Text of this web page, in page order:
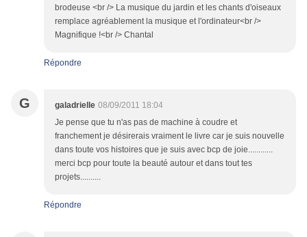
brodeuse <br /> La musique du jardin et les chants d'oiseaux
remplace agréablement la musique et l'ordinateur<br />
Magnifique !<br /> Chantal
Répondre
G galadrielle 08/09/2011 18:04
Je pense que tu n'as pas de machine à coudre et
franchement je désirerais vraiment le livre car je suis nouvelle
dans toute vos histoires que je suis avec bcp de joie............
merci bcp pour toute la beauté autour et dans tout tes
projets..........
Répondre